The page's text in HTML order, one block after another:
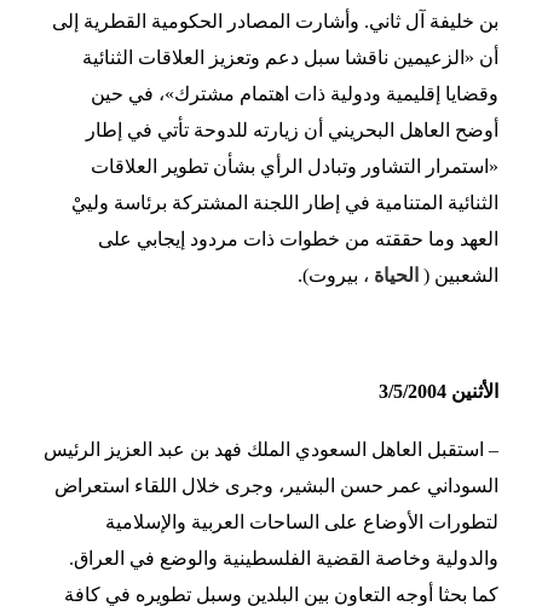
بن خليفة آل ثاني. وأشارت المصادر الحكومية القطرية إلى
أن «الزعيمين ناقشا سبل دعم وتعزيز العلاقات الثنائية
وقضايا إقليمية ودولية ذات اهتمام مشترك»، في حين
أوضح العاهل البحريني أن زيارته للدوحة تأتي في إطار
«استمرار التشاور وتبادل الرأي بشأن تطوير العلاقات
الثنائية المتنامية في إطار اللجنة المشتركة برئاسة ولييْ
العهد وما حققته من خطوات ذات مردود إيجابي على
الشعبين ( الحياة ، بيروت).
الأثنين 3/5/2004
– استقبل العاهل السعودي الملك فهد بن عبد العزيز الرئيس
السوداني عمر حسن البشير، وجرى خلال اللقاء استعراض
لتطورات الأوضاع على الساحات العربية والإسلامية
والدولية وخاصة القضية الفلسطينية والوضع في العراق.
كما بحثا أوجه التعاون بين البلدين وسبل تطويره في كافة